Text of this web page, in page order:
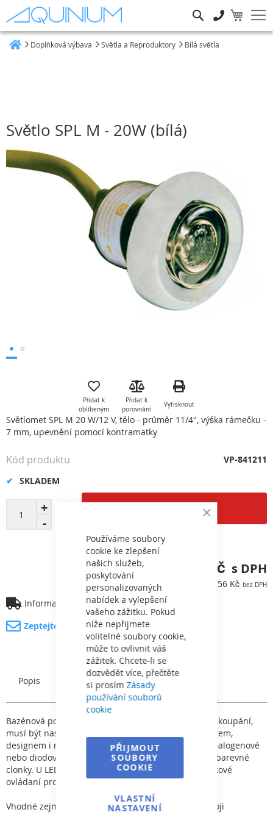
Close
Používáme soubory
cookie ke zlepšení
našich služeb,
poskytování
personalizovaných
nabídek a vylepšení
vašeho zážitku. Pokud
níže nepřijmete
volitelné soubory cookie,
může to ovlivnit váš
zážitek. Chcete-li se
dozvědět více, přečtěte
si prosímZásady
používání souborů
cookie
PŘIJMOUT
SOUBORY
COOKIE
VLASTNÍ
NASTAVENÍ
Doplňková výbava Světla a Reproduktory Bílá světla
Světlo SPL M - 20W (bílá)
na
konec
s
obrázky
Přidat k
oblíbeným
Přidat k
porovnání
Vytisknout
Světlomet SPL M 20 W/12 V, tělo - průměr 11/4", výška rámečku -
7 mm, upevnění pomocí kontramatky
Přidat do košíku
4 799,54 Kč
3 966,56 Kč
SKLADEM
Kód produktu VP-841211
Informace o dopravě
Zeptejte se na produkt
Popis Charakteristický
Bazénová podvodní světla zvyšují požitek z nočního koupání,
musí být nastavená tak, aby neoslňovala. Liší se tvarem,
designem i materiálovým provedením. Mohou mít halogenové
nebo diodové žárovky, které mohou být doplněny o barevné
clonky. U LED barevných světel je možno použít dálkové
ovládaní pro změnu barvy.
Vhodné zejména pro whirpooly a vířivé vany. Pro svoji